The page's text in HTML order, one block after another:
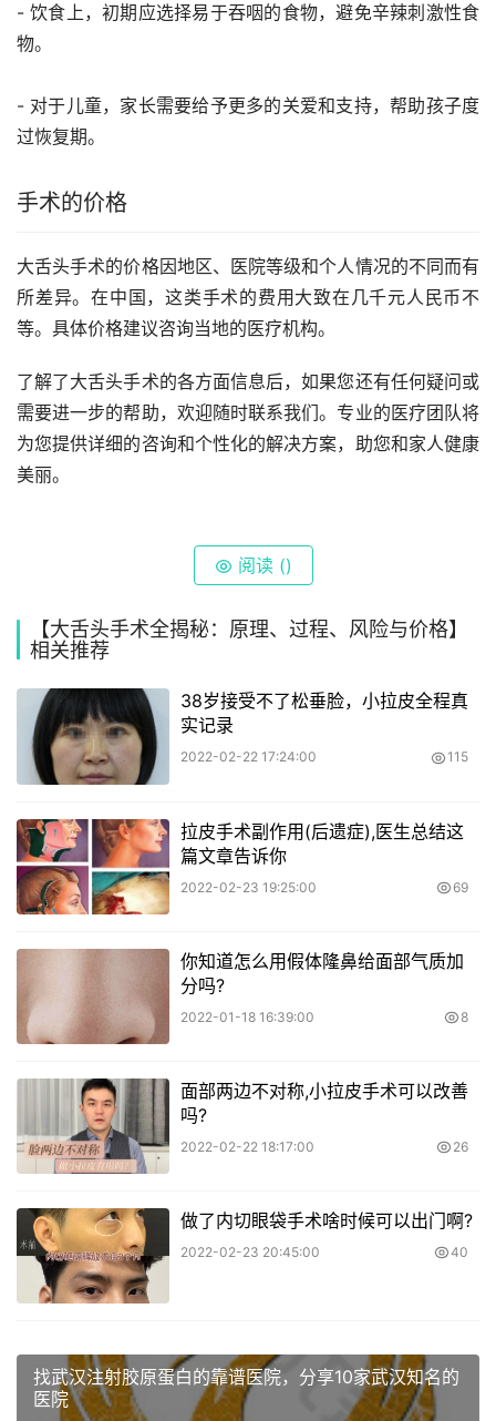
- 饮食上，初期应选择易于吞咽的食物，避免辛辣刺激性食
物。
- 对于儿童，家长需要给予更多的关爱和支持，帮助孩子度
过恢复期。
手术的价格
大舌头手术的价格因地区、医院等级和个人情况的不同而有
所差异。在中国，这类手术的费用大致在几千元人民币不
等。具体价格建议咨询当地的医疗机构。
了解了大舌头手术的各方面信息后，如果您还有任何疑问或
需要进一步的帮助，欢迎随时联系我们。专业的医疗团队将
为您提供详细的咨询和个性化的解决方案，助您和家人健康
美丽。
阅读 ()
【大舌头手术全揭秘：原理、过程、风险与价格】
相关推荐
38岁接受不了松垂脸，小拉皮全程真
实记录
2022-02-22 17:24:00 115
拉皮手术副作用(后遗症),医生总结这
篇文章告诉你
2022-02-23 19:25:00 69
你知道怎么用假体隆鼻给面部气质加
分吗?
2022-01-18 16:39:00 8
面部两边不对称,小拉皮手术可以改善
吗?
2022-02-22 18:17:00 26
做了内切眼袋手术啥时候可以出门啊?
2022-02-23 20:45:00 40
找武汉注射胶原蛋白的靠谱医院，分享10家武汉知名的
医院